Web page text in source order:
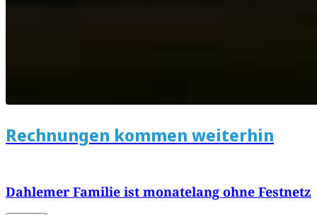
Rechnungen kommen weiterhin
Dahlemer Familie ist monatelang ohne Festnetz